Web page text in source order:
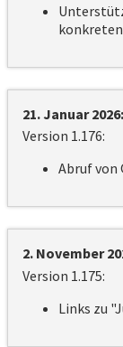
21. Januar 2026:
Version 1.176:
Abruf von
2. November
Version 1.175:
Links zu